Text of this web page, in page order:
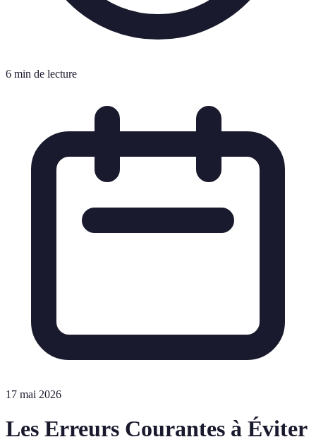
6 min de lecture
17 mai 2026
Les Erreurs Courantes à Éviter